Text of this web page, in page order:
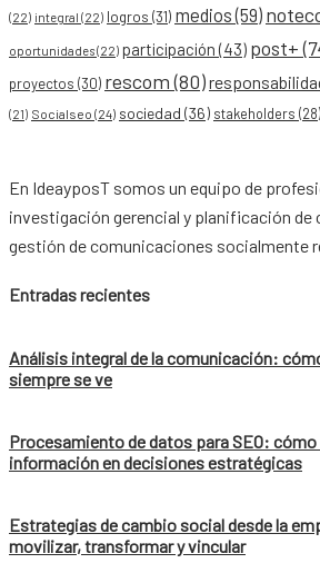
(22) integral (22) logros (31) medios(59)
oportunidades(22) participación (43) post+
proyectos (30) rescom(80)
(21) Socialseo (24) sociedad (36) stakeholders (28)
En IdeayposT somos un equipo de
investigación gerencial y planificación de
gestión de comunicaciones socialmente
Entradas recientes
Análisis integral de la comunicación:
siempre se ve
Procesamiento de datos para SEO:
información en decisiones estratégicas
Estrategias de cambio social desde la
movilizar, transformar y vincular